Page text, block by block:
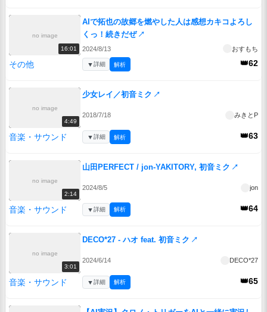
no image
16:01
AIで拓也の故郷を燃やした人は感想カキコよろし
くっ！続きだぜ ↗
2024/8/13 おすもち
その他 👑62
▼詳細 解析
no image
4:49
少女レイ／初音ミク ↗
2018/7/18 みきとP
音楽・サウンド 👑63
▼詳細 解析
no image
2:14
山田PERFECT / jon-YAKITORY, 初音ミク ↗
2024/8/5 jon
音楽・サウンド 👑64
▼詳細 解析
no image
3:01
DECO*27 - ハオ feat. 初音ミク ↗
2024/6/14 DECO*27
音楽・サウンド 👑65
▼詳細 解析